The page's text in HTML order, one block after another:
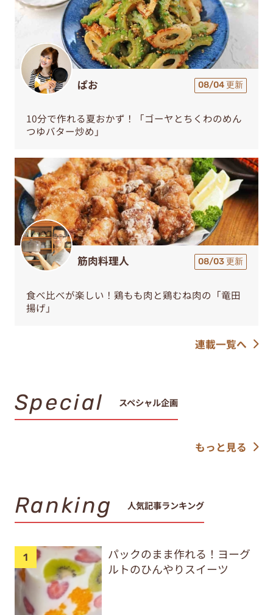
ぱお 08/04 更新
10分で作れる夏おかず！「ゴーヤとちくわのめん
つゆバター炒め」
筋肉料理人 08/03 更新
食べ比べが楽しい！鶏もも肉と鶏むね肉の「竜田
揚げ」
連載一覧へ
Special スペシャル企画
もっと見る
Ranking 人気記事ランキング
パックのまま作れる！ヨーグ
ルトのひんやりスイーツ